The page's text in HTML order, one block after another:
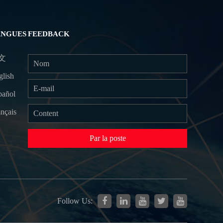
FEEDBACK
Par la poste
Follow Us: